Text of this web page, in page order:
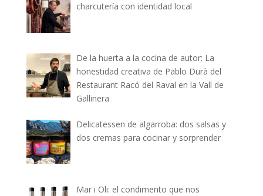
charcutería con identidad local
De la huerta a la cocina de autor: La
honestidad creativa de Pablo Durà del
Restaurant Racó del Raval en la Vall de
Gallinera
Delicatessen de algarroba: dos salsas y
dos cremas para cocinar y sorprender
Mar i Oli: el condimento que nos